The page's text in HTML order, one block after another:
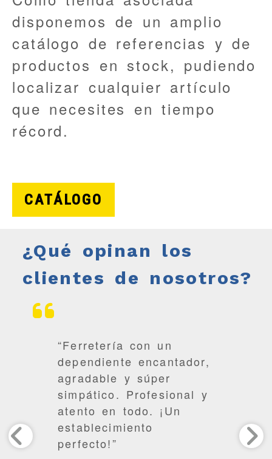
disponemos de un amplio
catálogo de referencias y de
productos en stock, pudiendo
localizar cualquier artículo
que necesites en tiempo
récord.
CATÁLOGO
¿Qué opinan los
clientes de nosotros?
“Ferretería con un
dependiente encantador,
agradable y súper
simpático. Profesional y
atento en todo. ¡Un
establecimiento
perfecto!”